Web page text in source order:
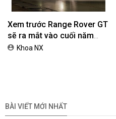
Xem trước Range Rover GT
sẽ ra mắt vào cuối năm
2026Khoa NX
BÀI VIẾT MỚI NHẤT